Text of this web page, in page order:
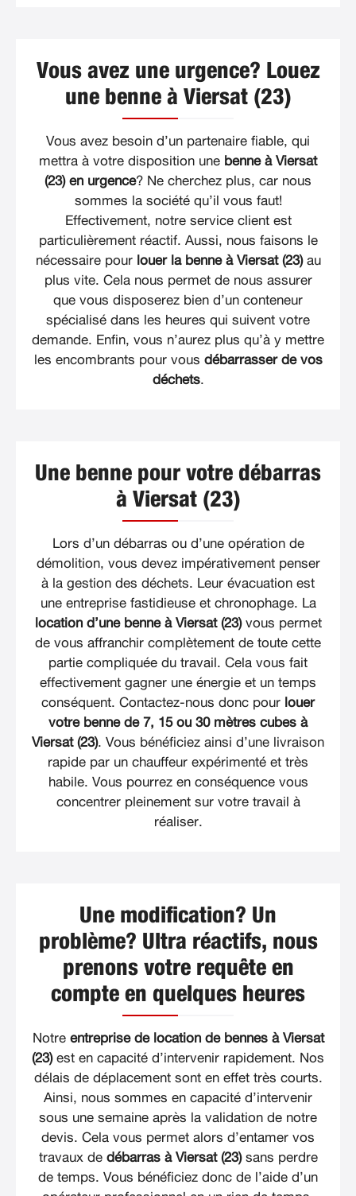
Vous avez une urgence? Louez
une benne à Viersat (23)
Vous avez besoin d’un partenaire fiable, qui
mettra à votre disposition une benne à Viersat
(23) en urgence? Ne cherchez plus, car nous
sommes la société qu’il vous faut!
Effectivement, notre service client est
particulièrement réactif. Aussi, nous faisons le
nécessaire pour louer la benne à Viersat (23)au
plus vite. Cela nous permet de nous assurer
que vous disposerez bien d’un conteneur
spécialisé dans les heures qui suivent votre
demande. Enfin, vous n’aurez plus qu’à y mettre
les encombrants pour vous débarrasser de vos
déchets.
Une benne pour votre débarras
à Viersat (23)
Lors d’un débarras ou d’une opération de
démolition, vous devez impérativement penser
à la gestion des déchets. Leur évacuation est
une entreprise fastidieuse et chronophage. La
location d’une benne à Viersat (23)vous permet
de vous affranchir complètement de toute cette
partie compliquée du travail. Cela vous fait
effectivement gagner une énergie et un temps
conséquent. Contactez-nous donc pour louer
votre benne de 7, 15 ou 30 mètres cubes à
Viersat (23). Vous bénéficiez ainsi d’une livraison
rapide par un chauffeur expérimenté et très
habile. Vous pourrez en conséquence vous
concentrer pleinement sur votre travail à
réaliser.
Une modification? Un
problème? Ultra réactifs, nous
prenons votre requête en
compte en quelques heures
Notre entreprise de location de bennes à Viersat
(23)est en capacité d’intervenir rapidement. Nos
délais de déplacement sont en effet très courts.
Ainsi, nous sommes en capacité d’intervenir
sous une semaine après la validation de notre
devis. Cela vous permet alors d’entamer vos
travaux de débarras à Viersat (23)sans perdre
de temps. Vous bénéficiez donc de l’aide d’un